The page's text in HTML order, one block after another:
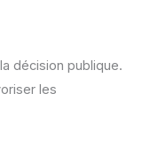
décision publique.
les